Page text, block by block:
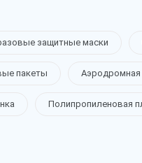
защитные маски
пакеты Аэродромная
Полипропиленовая